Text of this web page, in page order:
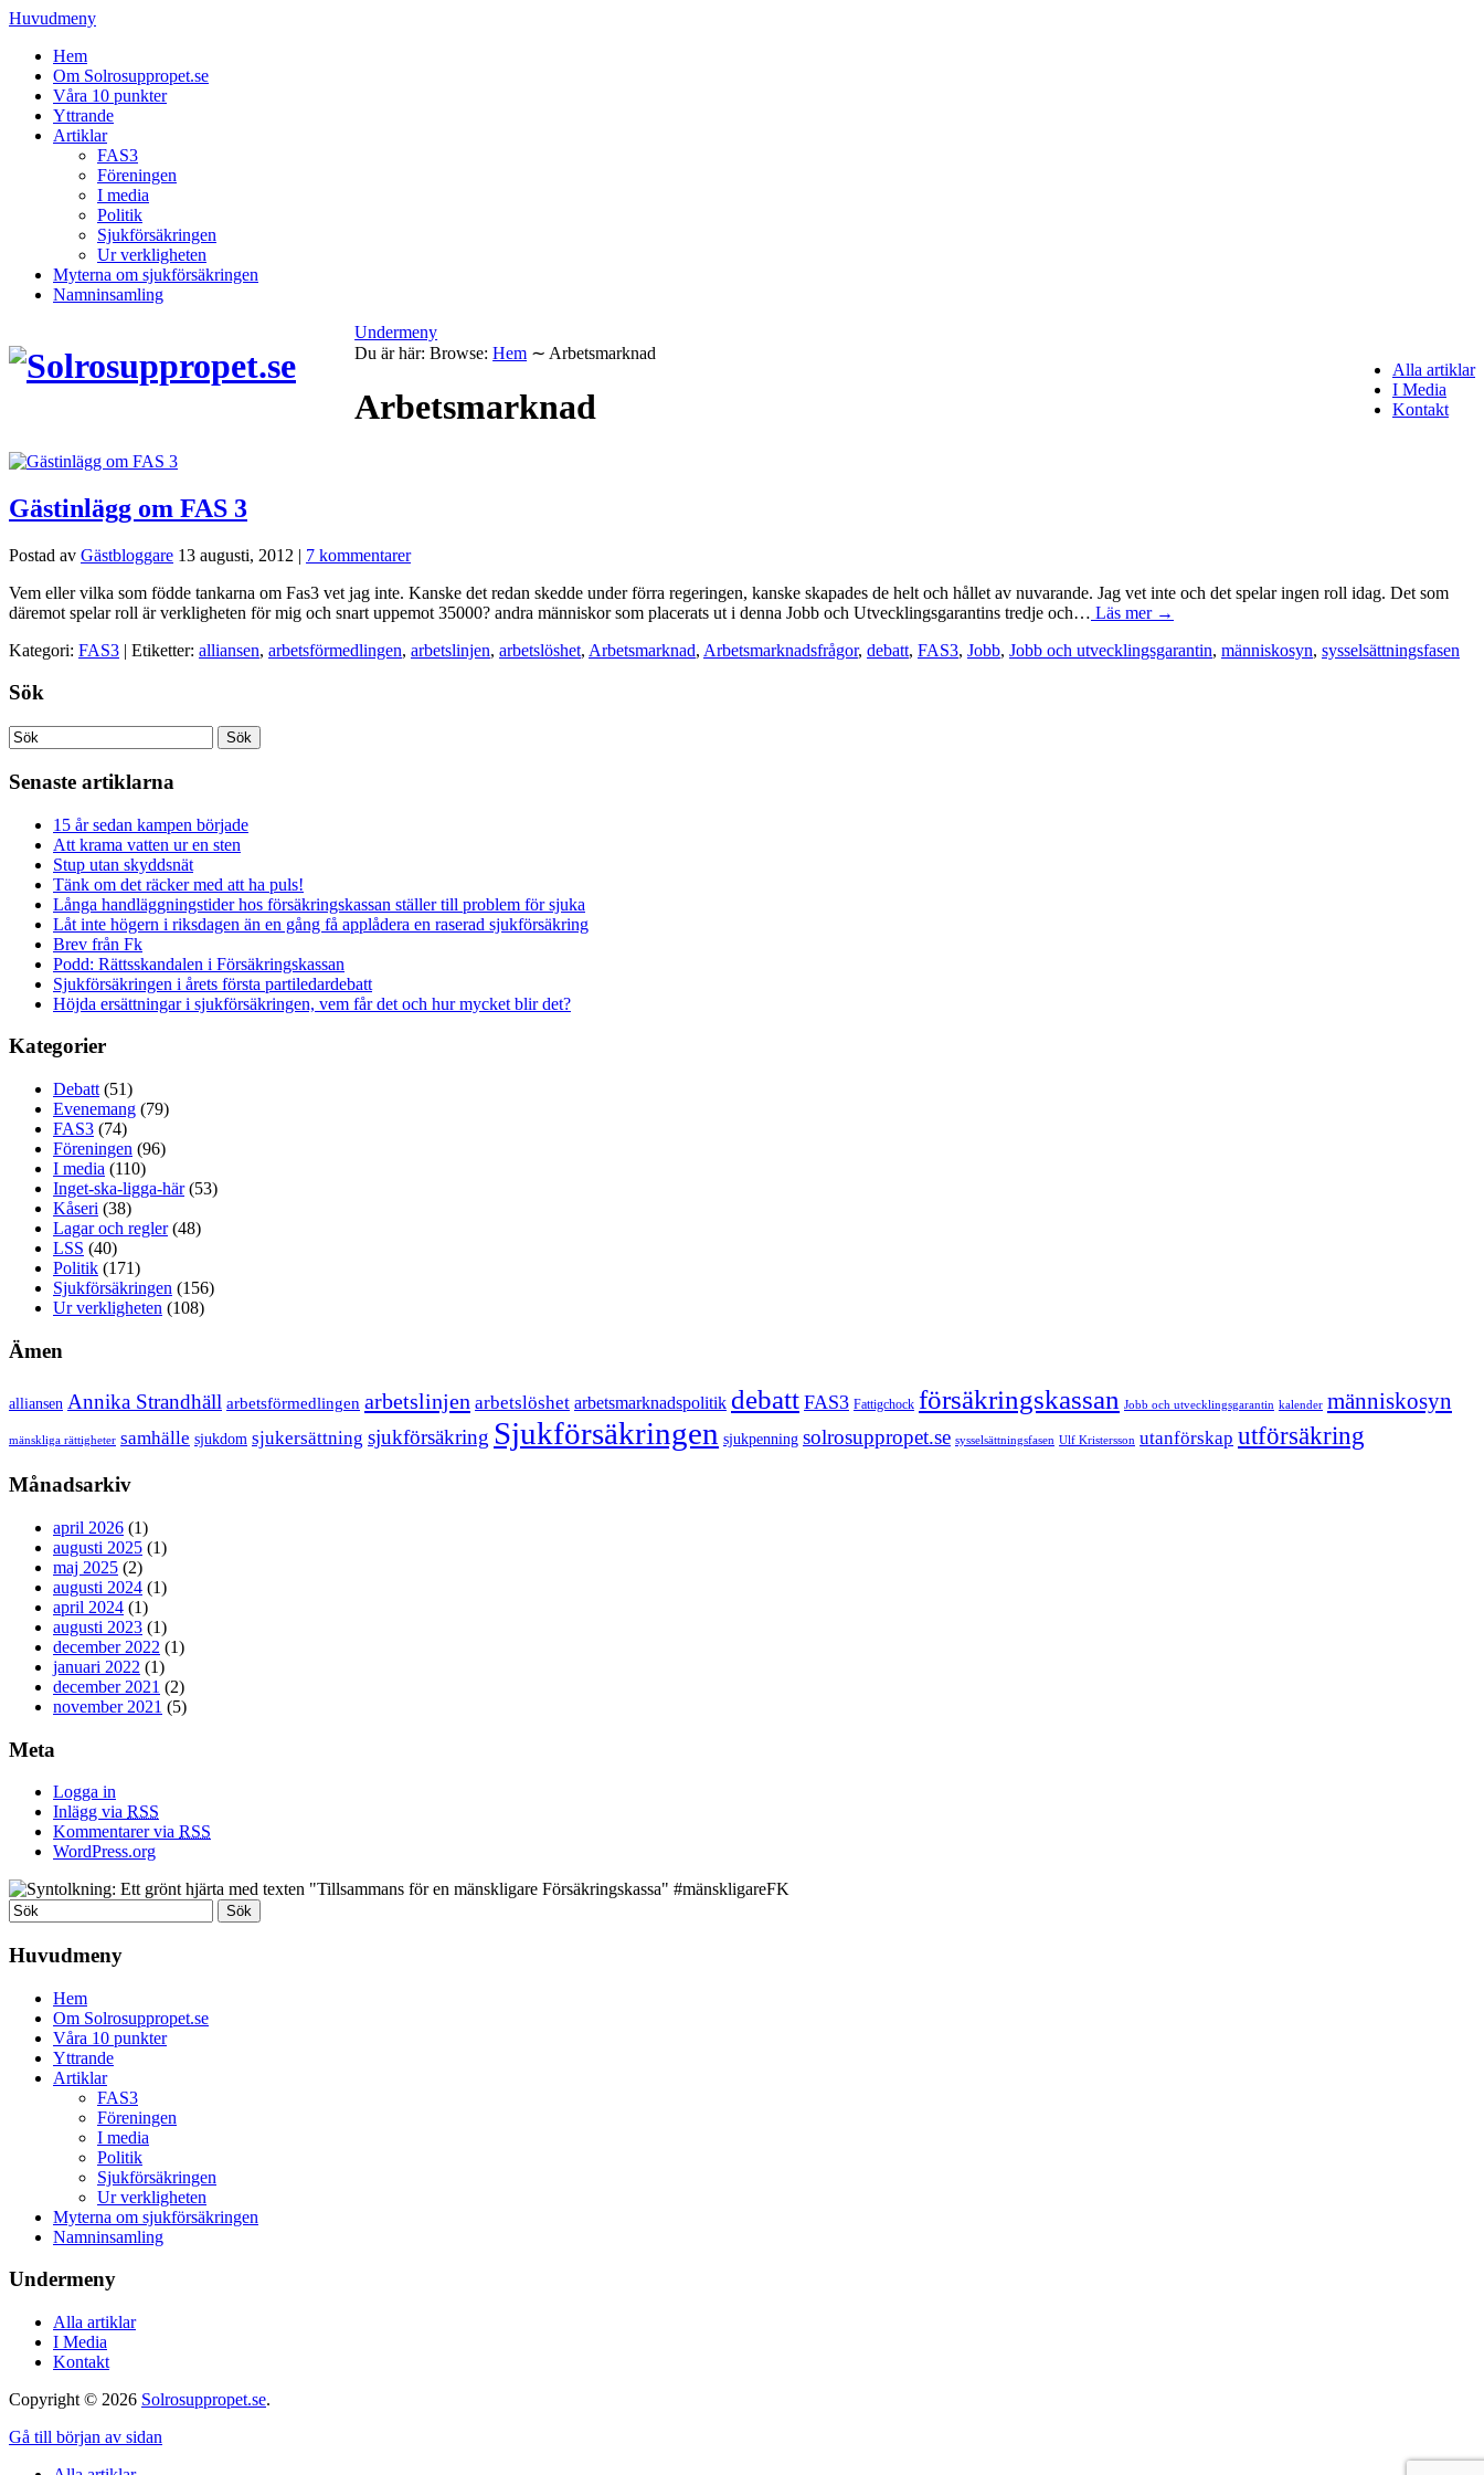
Huvudmeny
Hem
Om Solrosuppropet.se
Våra 10 punkter
Yttrande
Artiklar
FAS3
Föreningen
I media
Politik
Sjukförsäkringen
Ur verkligheten
Myterna om sjukförsäkringen
Namninsamling
Undermeny
Alla artiklar
I Media
Kontakt
Du är här: Browse: Hem ∼ Arbetsmarknad
Arbetsmarknad
Gästinlägg om FAS 3
Postad av Gästbloggare 13 augusti, 2012 | 7 kommentarer
Vem eller vilka som födde tankarna om Fas3 vet jag inte. Kanske det redan skedde under förra regeringen, kanske skapades de helt och hållet av nuvarande. Jag vet inte och det spelar ingen roll idag. Det som
däremot spelar roll är verkligheten för mig och snart uppemot 35000? andra människor som placerats ut i denna Jobb och Utvecklingsgarantins tredje och… Läs mer →
Kategori: FAS3 | Etiketter: alliansen, arbetsförmedlingen, arbetslinjen, arbetslöshet, Arbetsmarknad, Arbetsmarknadsfrågor, debatt, FAS3, Jobb, Jobb och utvecklingsgarantin, människosyn, sysselsättningsfasen
Sök
Senaste artiklarna
15 år sedan kampen började
Att krama vatten ur en sten
Stup utan skyddsnät
Tänk om det räcker med att ha puls!
Långa handläggningstider hos försäkringskassan ställer till problem för sjuka
Låt inte högern i riksdagen än en gång få applådera en raserad sjukförsäkring
Brev från Fk
Podd: Rättsskandalen i Försäkringskassan
Sjukförsäkringen i årets första partiledardebatt
Höjda ersättningar i sjukförsäkringen, vem får det och hur mycket blir det?
Kategorier
Debatt (51)
Evenemang (79)
FAS3 (74)
Föreningen (96)
I media (110)
Inget-ska-ligga-här(53)
Kåseri (38)
Lagar och regler(48)
LSS (40)
Politik (171)
Sjukförsäkringen (156)
Ur verkligheten (108)
Ämen
alliansen Annika Strandhäll arbetsförmedlingen arbetslinjen arbetslöshet arbetsmarknadspolitik debatt FAS3 Fattigchock försäkringskassan Jobb och utvecklingsgarantin kalender människosyn
mänskliga rättigheter samhälle sjukdom sjukersättning sjukförsäkring Sjukförsäkringen sjukpenning solrosuppropet.se sysselsättningsfasen Ulf Kristersson utanförskap utförsäkring
Månadsarkiv
april 2026 (1)
augusti 2025 (1)
maj 2025 (2)
augusti 2024 (1)
april 2024 (1)
augusti 2023 (1)
december 2022 (1)
januari 2022 (1)
december 2021 (2)
november 2021 (5)
Meta
Logga in
Inlägg via RSS
Kommentarer via RSS
WordPress.org
Huvudmeny
Hem
Om Solrosuppropet.se
Våra 10 punkter
Yttrande
Artiklar
FAS3
Föreningen
I media
Politik
Sjukförsäkringen
Ur verkligheten
Myterna om sjukförsäkringen
Namninsamling
Undermeny
Alla artiklar
I Media
Kontakt
Copyright © 2026 Solrosuppropet.se.
Gå till början av sidan